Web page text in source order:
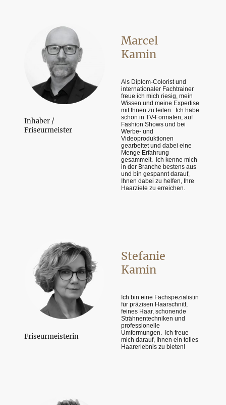
Inhaber /
Friseurmeister
Marcel
Kamin
Als Diplom-Colorist und
internationaler Fachtrainer
freue ich mich riesig, mein
Wissen und meine Expertise
mit Ihnen zu teilen.
Ich habe
schon in TV-Formaten, auf
Fashion Shows und bei
Werbe- und
Videoproduktionen
gearbeitet und dabei eine
Menge Erfahrung
gesammelt.
Ich kenne mich
in der Branche bestens aus
und bin gespannt darauf,
Ihnen dabei zu helfen, Ihre
Haarziele zu erreichen.
Friseurmeisterin
Stefanie
Kamin
Ich bin eine Fachspezialistin
für präzisen Haarschnitt,
feines Haar, schonende
Strähnentechniken und
professionelle
Umformungen.
Ich freue
mich darauf, Ihnen ein tolles
Haarerlebnis zu bieten!